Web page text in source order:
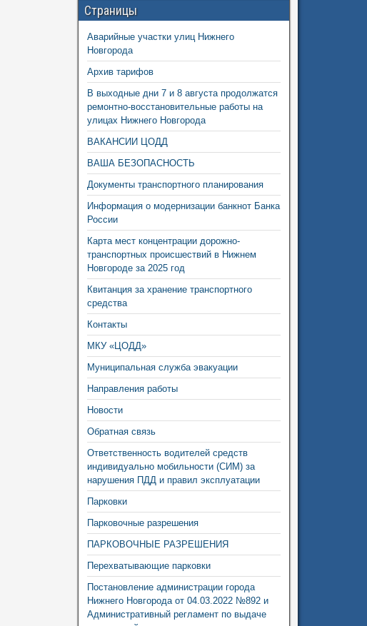
Страницы
Аварийные участки улиц Нижнего
Новгорода
Архив тарифов
В выходные дни 7 и 8 августа продолжатся
ремонтно-восстановительные работы на
улицах Нижнего Новгорода
ВАКАНСИИ ЦОДД
ВАША БЕЗОПАСНОСТЬ
Документы транспортного планирования
Информация о модернизации банкнот Банка
России
Карта мест концентрации дорожно-
транспортных происшествий в Нижнем
Новгороде за 2025 год
Квитанция за хранение транспортного
средства
Контакты
МКУ «ЦОДД»
Муниципальная служба эвакуации
Направления работы
Новости
Обратная связь
Ответственность водителей средств
индивидуально мобильности (СИМ) за
нарушения ПДД и правил эксплуатации
Парковки
Парковочные разрешения
ПАРКОВОЧНЫЕ РАЗРЕШЕНИЯ
Перехватывающие парковки
Постановление администрации города
Нижнего Новгорода от 04.03.2022 №892 и
Административный регламент по выдаче